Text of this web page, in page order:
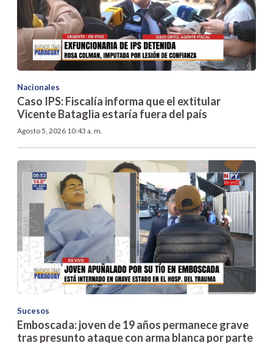
Nacionales
Caso IPS: Fiscalía informa que el extitular
Vicente Bataglia estaría fuera del país
Agosto 5, 2026 10:43 a. m.
Sucesos
Emboscada: joven de 19 años permanece grave
tras presunto ataque con arma blanca por parte